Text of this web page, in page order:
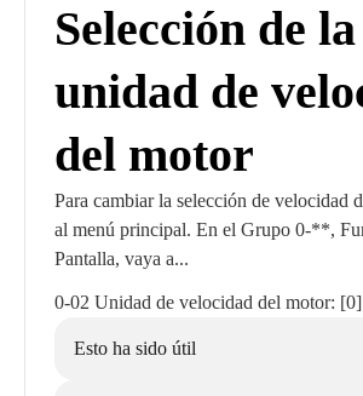
Selección de la
unidad de
del motor
Para cambiar la selección de velocidad
al menú principal. En el Grupo 0-**,
Pantalla, vaya a...
0-02 Unidad de velocidad del motor:
Esto ha sido útil